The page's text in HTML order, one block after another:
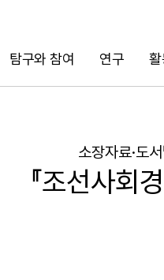
탐구와 참여 연구
검색
소장자료·도
『조선사회